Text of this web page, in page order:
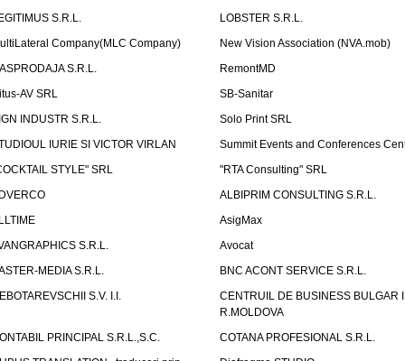
S.R.L.
LOBSTER S.R.L.
Company(MLC Company)
New Vision Association (NVA.mob)
S.R.L.
RemontMD
AV SRL
SB-Sanitar
INDUSTR S.R.L.
Solo Print SRL
IURIE SI VICTOR VIRLAN
Summit Events and Conferences
STYLE" SRL
"RTA Consulting" SRL
ALBIPRIM CONSULTING S.R.L.
AsigMax
S.R.L.
Avocat
MEDIA S.R.L.
BNC ACONT SERVICE S.R.L.
S.V. I.I.
CENTRUIL DE BUSINESS BULGAR
R.MOLDOVA
PRINCIPAL S.R.L.,S.C.
COTANA PROFESIONAL S.R.L.